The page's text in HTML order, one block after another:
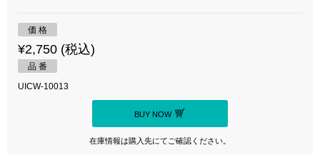
価 格
¥2,750 (税込)
品 番
UICW-10013
BUY NOW
在庫情報は購入先にてご確認ください。